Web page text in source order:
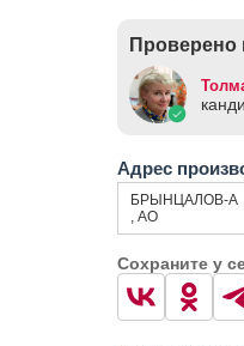
Проверено
Адрес
БРЫНЦАЛОВ-А
, АО
Сохраните у